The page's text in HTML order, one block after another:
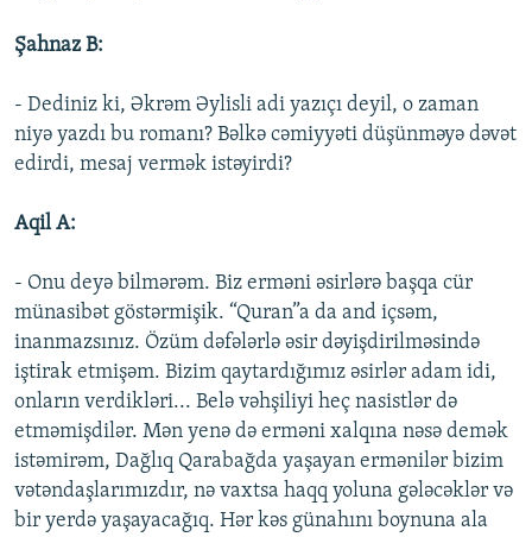
Şahnaz B:
- Dediniz ki, Əkrəm Əylisli adi yazıçı deyil, o zaman
niyə yazdı bu romanı? Bəlkə cəmiyyəti düşünməyə dəvət
edirdi, mesaj vermək istəyirdi?
Aqil A:
- Onu deyə bilmərəm. Biz erməni əsirlərə başqa cür
münasibət göstərmişik. “Quran”a da and içsəm,
inanmazsınız. Özüm dəfələrlə əsir dəyişdirilməsində
iştirak etmişəm. Bizim qaytardığımız əsirlər adam idi,
onların verdikləri... Belə vəhşiliyi heç nasistlər də
etməmişdilər. Mən yenə də erməni xalqına nəsə demək
istəmirəm, Dağlıq Qarabağda yaşayan ermənilər bizim
vətəndaşlarımızdır, nə vaxtsa haqq yoluna gələcəklər və
bir yerdə yaşayacağıq. Hər kəs günahını boynuna ala